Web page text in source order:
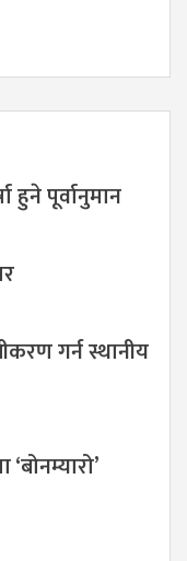
हुने पूर्वानुमान
गर्न स्थानीय